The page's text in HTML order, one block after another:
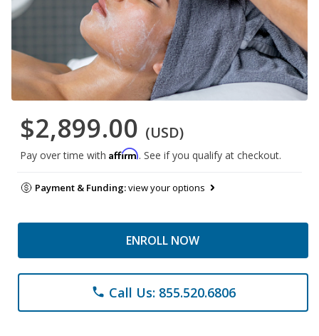
$2,899.00 (USD)
Pay over time with Affirm. See if you qualify at checkout.
Payment & Funding:view your options
ENROLL NOW
phone Call Us: 855.520.6806